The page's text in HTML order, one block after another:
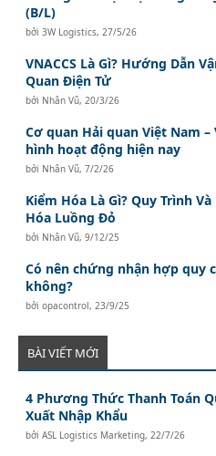
(B/L)
bởi3W Logistics,27/5/26
VNACCS Là Gì? Hướng Dẫn
Quan Điện Tử
bởi Nhân Vũ,20/3/26
Cơ quan Hải quan Việt Nam
hình hoạt động hiện nay
bởi Nhân Vũ,7/2/26
Kiểm Hóa Là Gì? Quy Trình
Hóa Luồng Đỏ
bởi Nhân Vũ,9/12/25
Có nên chứng nhận hợp quy
không?
bởiopacontrol,23/9/25
BÀI VIẾT MỚI
4 Phương Thức Thanh Toán
Xuất Nhập Khẩu
bởiASL Logistics Marketing,22/7/26